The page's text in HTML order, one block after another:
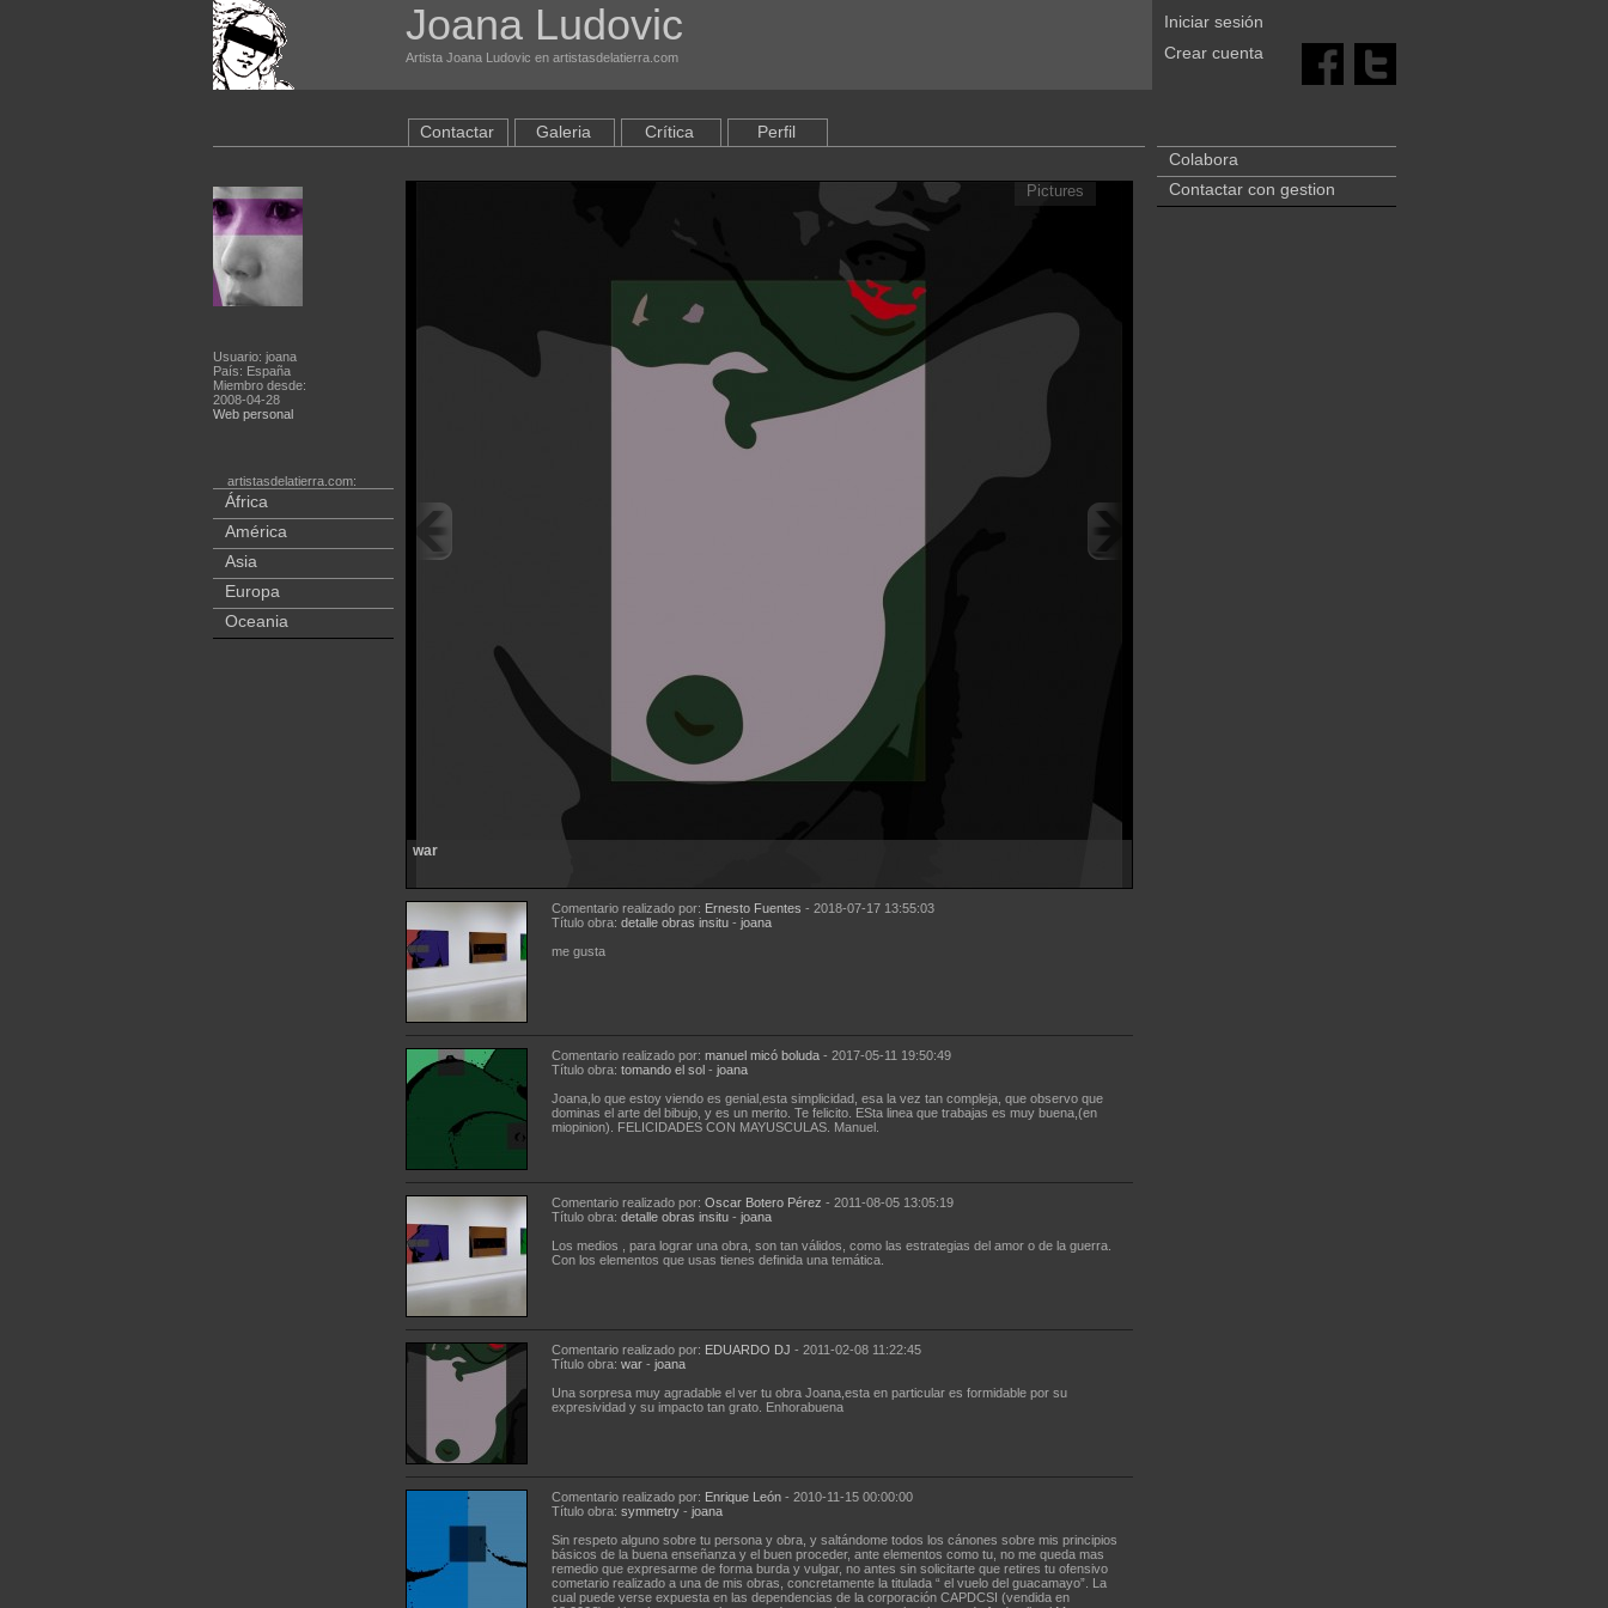
Joana Ludovic
Artista Joana Ludovic en artistasdelatierra.com
Iniciar sesión
Crear cuenta
Usuario: joana
País: España
Miembro desde:
2008-04-28
Web personal
artistasdelatierra.com:
África
América
Asia
Europa
Oceania
Contactar Galeria Crítica Perfil
war
Pictures
Comentario realizado por: Ernesto Fuentes - 2018-07-17 13:55:03
Título obra: detalle obras insitu- joana
me gusta
Comentario realizado por: manuel micó boluda- 2017-05-11 19:50:49
Título obra: tomando el sol- joana
Joana,lo que estoy viendo es genial,esta simplicidad, esa la vez tan compleja, que observo que
dominas el arte del bibujo, y es un merito. Te felicito. ESta linea que trabajas es muy buena,(en
miopinion). FELICIDADES CON MAYUSCULAS. Manuel.
Comentario realizado por: Oscar Botero Pérez - 2011-08-05 13:05:19
Título obra: detalle obras insitu- joana
Los medios , para lograr una obra, son tan válidos, como las estrategias del amor o de la guerra.
Con los elementos que usas tienes definida una temática.
Comentario realizado por: EDUARDO DJ - 2011-02-08 11:22:45
Título obra: war- joana
Una sorpresa muy agradable el ver tu obra Joana,esta en particular es formidable por su
expresividad y su impacto tan grato. Enhorabuena
Comentario realizado por: Enrique León- 2010-11-15 00:00:00
Título obra: symmetry- joana
Sin respeto alguno sobre tu persona y obra, y saltándome todos los cánones sobre mis principios
básicos de la buena enseñanza y el buen proceder, ante elementos como tu, no me queda mas
remedio que expresarme de forma burda y vulgar, no antes sin solicitarte que retires tu ofensivo
cometario realizado a una de mis obras, concretamente la titulada “ el vuelo del guacamayo”. La
cual puede verse expuesta en las dependencias de la corporación CAPDCSI (vendida en
Colabora
Contactar con gestion